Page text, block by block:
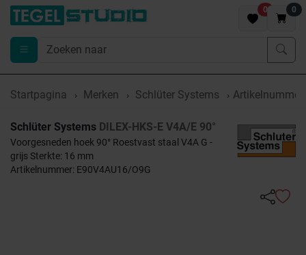
0 0
Startpagina Merken Schlüter Systems Artikelnummer
Schlüter Systems DILEX-HKS-E V4A/E 90°
Voorgesneden hoek 90° Roestvast staal V4A G -
grijs Sterkte: 16 mm
Artikelnummer: E90V4AU16/O9G